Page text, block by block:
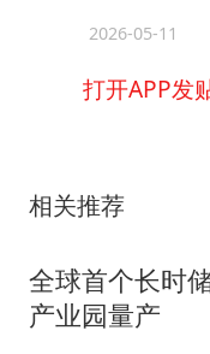
2026-05-11
打开APP发
相关推荐
全球首个长时
产业园量产